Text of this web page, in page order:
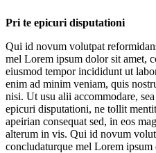
Pri te epicuri disputationi
Qui id novum volutpat
mel Lorem ipsum dolor sit amet,
eiusmod tempor incididunt ut
enim ad minim veniam, quis
nisi. Ut usu alii accommodare,
epicuri disputationi, ne tollit
apeirian consequat sed, in eos
alterum in vis. Qui id novum
concludaturque mel Lorem ipsum